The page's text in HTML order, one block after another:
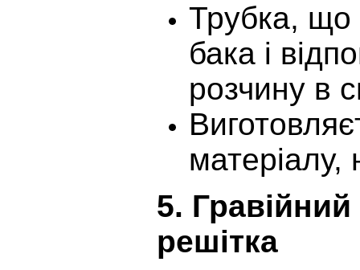
Трубка, що
бака і
розчину в
5.
решітка